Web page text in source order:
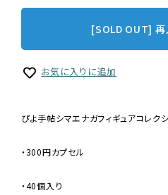
[SOLD OUT] 再
お気に入りに追加
ぴよ手帖シマエナガフィギュアコレク
・300円カプセル
・40個入り